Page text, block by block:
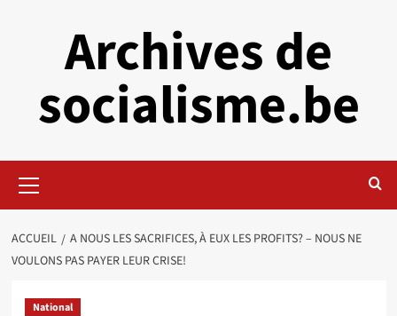
Archives de
socialisme.be
principal
ACCUEIL
A NOUS LES SACRIFICES, À EUX LES PROFITS? – NOUS NE
VOULONS PAS PAYER LEUR CRISE!
National